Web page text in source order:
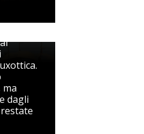
da
ma
dagli